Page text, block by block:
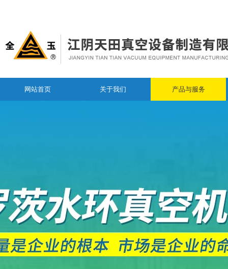
网站首页 关于我们 产品与服务